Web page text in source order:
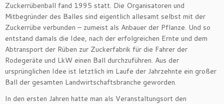
Zuckerrübenball fand 1995 statt. Die Organisatoren und
Mitbegründer des Balles sind eigentlich allesamt selbst mit der
Zuckerrübe verbunden – zumeist als Anbauer der Pflanze. Und so
entstand damals die Idee, nach der erfolgreichen Ernte und dem
Abtransport der Rüben zur Zuckerfabrik für die Fahrer der
Rodegeräte und LkW einen Ball durchzuführen. Aus der
ursprünglichen Idee ist letztlich im Laufe der Jahrzehnte ein großer
Ball der gesamten Landwirtschaftsbranche geworden.
In den ersten Jahren hatte man als Veranstaltungsort den